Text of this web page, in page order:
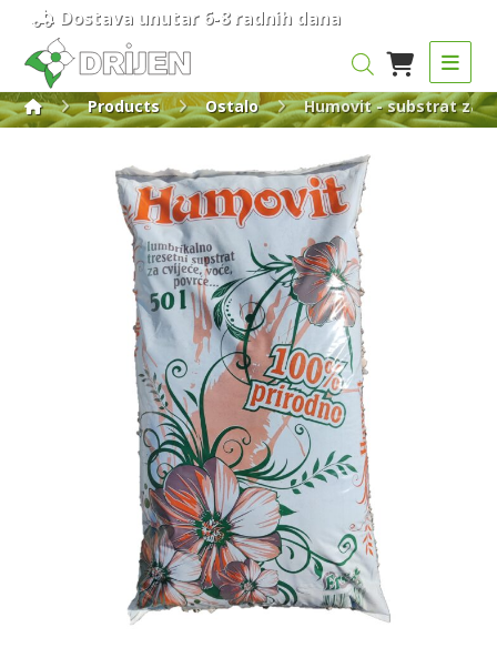
Dostava unutar 6-8 radnih dana
Products Ostalo Humovit - substrat za